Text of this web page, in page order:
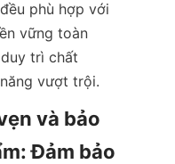
phù hợp với
vững toàn
trì chất
vượt trội.
và bảo
Đảm bảo